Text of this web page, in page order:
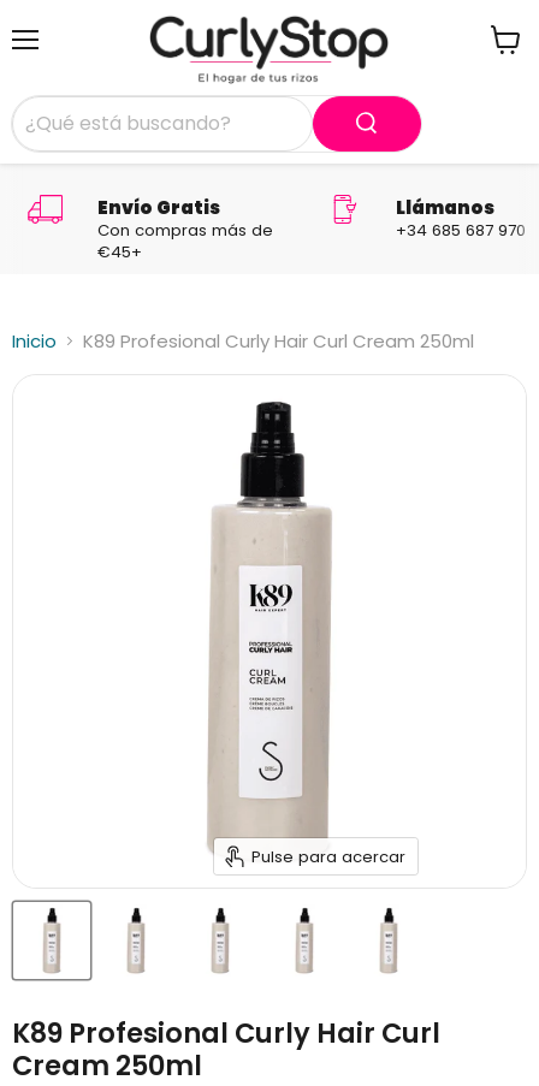
Envío Gratis
Con compras más de
€45+
Llámanos
+34 685 687 970
Inicio K89 Profesional Curly Hair Curl Cream 250ml
Pulse para acercar
K89 Profesional Curly Hair Curl
Cream 250ml